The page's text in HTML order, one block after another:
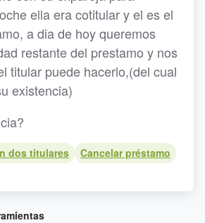
ella era cotitular y el es el
a dia de hoy queremos
restante del prestamo y nos
titular puede hacerlo,(del cual
existencia)
dos titulares Cancelar préstamo